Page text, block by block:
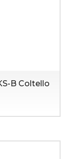
B Coltello